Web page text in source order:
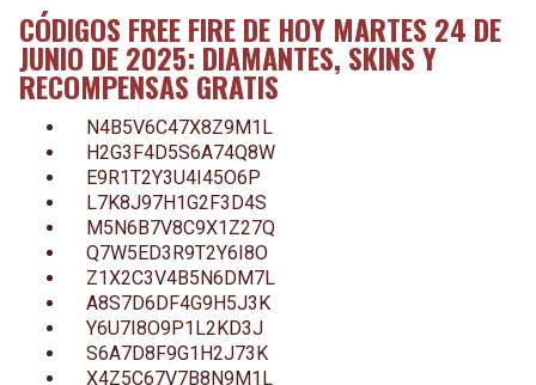
CÓDIGOS FREE FIRE DE HOY MARTES 24 DE
JUNIO DE 2025: DIAMANTES, SKINS Y
RECOMPENSAS GRATIS
N4B5V6C47X8Z9M1L
H2G3F4D5S6A74Q8W
E9R1T2Y3U4I45O6P
L7K8J97H1G2F3D4S
M5N6B7V8C9X1Z27Q
Q7W5ED3R9T2Y6I8O
Z1X2C3V4B5N6DM7L
A8S7D6DF4G9H5J3K
Y6U7I8O9P1L2KD3J
S6A7D8F9G1H2J73K
X4Z5C67V7B8N9M1L